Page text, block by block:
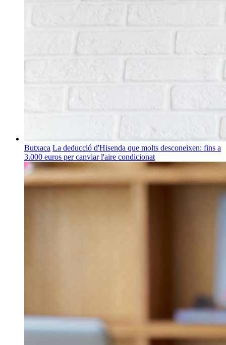
Butxaca La deducció d'Hisenda que molts desconeixen: fins a
3.000 euros per canviar l'aire condicionat